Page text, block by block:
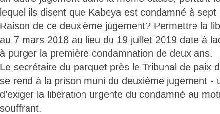
lequel ils disent que Kabeya est condamné à sept
Raison de ce deuxième jugement? Permettre la
au 7 mars 2018 au lieu du 19 juillet 2019 date à
à purger la première condamnation de deux ans.
Le secrétaire du parquet près le Tribunal de paix
se rend à la prison muni du deuxième jugement -
d’exiger la libération urgente du condamné au
souffrant.